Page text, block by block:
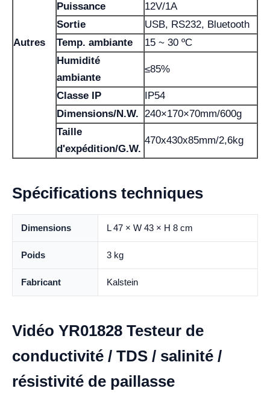
Autres
Puissance
12V/1A
Sortie
USB, RS232, Bluetooth
Temp. ambiante
15 ~ 30 ºC
Humidité
ambiante
≤85%
Classe IP
IP54
Dimensions/N.W. 240×170×70mm/600g
Taille
d'expédition/G.W.
470x430x85mm/2,6kg
Spécifications techniques
Dimensions L 47 × W 43 × H 8 cm
Poids 3 kg
Fabricant Kalstein
Vidéo YR01828 Testeur de
conductivité / TDS / salinité /
résistivité de paillasse